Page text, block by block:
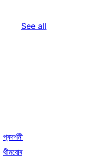
See all
প্ৰদৰ্শনী
থীমবোৰ